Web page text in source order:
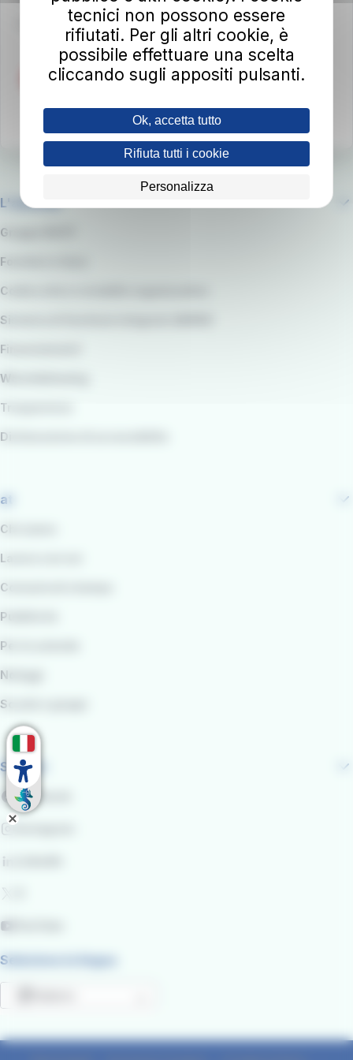
Per info e reclamiat-bus.it/parlaconat
L'azienda
Gruppo RATP
Fornitori e Gare
Codice etico e modello organizzativo
Sistema di Gestione integrato QARSS
Finanziamenti
Whistleblowing
Trasparenza
Dichiarazione di accessibilità
at
Chi siamo
Lavora con noi
Comunicati stampa
Pubblicità
Per le aziende
Noleggi
Scuole e gruppi
Seguici
Facebook
Seleziona la lingua
tecnici non possono essere
rifiutati. Per gli altri cookie, è
possibile effettuare una scelta
cliccando sugli appositi pulsanti.
Ok, accetta tutto
Rifiuta tutti i cookie
Personalizza